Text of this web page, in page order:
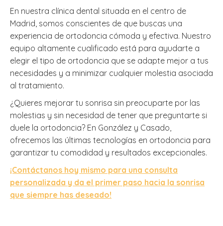
En nuestra clínica dental situada en el centro de
Madrid, somos conscientes de que buscas una
experiencia de ortodoncia cómoda y efectiva. Nuestro
equipo altamente cualificado está para ayudarte a
elegir el tipo de ortodoncia que se adapte mejor a tus
necesidades y a minimizar cualquier molestia asociada
al tratamiento.
¿Quieres mejorar tu sonrisa sin preocuparte por las
molestias y sin necesidad de tener que preguntarte si
duele la ortodoncia? En González y Casado,
ofrecemos las últimas tecnologías en ortodoncia para
garantizar tu comodidad y resultados excepcionales.
¡Contáctanos hoy mismo para una consulta
personalizada y da el primer paso hacia la sonrisa
que siempre has deseado!